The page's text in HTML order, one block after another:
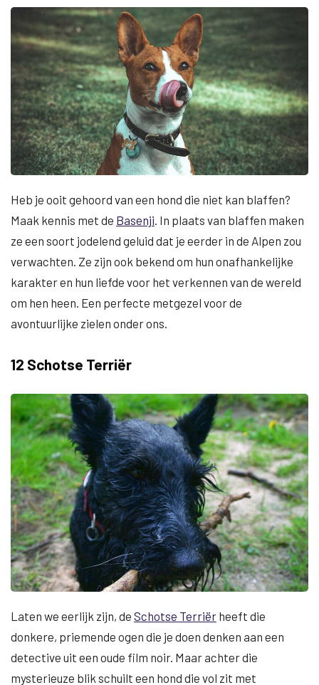
Heb je ooit gehoord van een hond die niet kan blaffen?
Maak kennis met de Basenji . In plaats van blaffen maken
ze een soort jodelend geluid dat je eerder in de Alpen zou
verwachten. Ze zijn ook bekend om hun onafhankelijke
karakter en hun liefde voor het verkennen van de wereld
om hen heen. Een perfecte metgezel voor de
avontuurlijke zielen onder ons.
12 Schotse Terriër
Laten we eerlijk zijn, de Schotse Terriër heeft die
donkere, priemende ogen die je doen denken aan een
detective uit een oude film noir. Maar achter die
mysterieuze blik schuilt een hond die vol zit met